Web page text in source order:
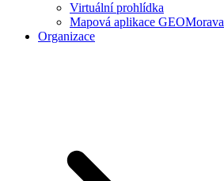
Virtuální prohlídka
Mapová aplikace GEOMorava
Organizace